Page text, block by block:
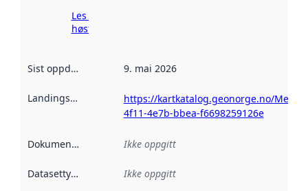
Les mer om
høsting her
Sist oppdatert 9. mai 2026
Landingsside
https://kartkatalog.geonorge.no/
4f11-4e7b-bbea-f6698259126e
Dokumentasjon Ikke oppgitt
Datasettype Ikke oppgitt